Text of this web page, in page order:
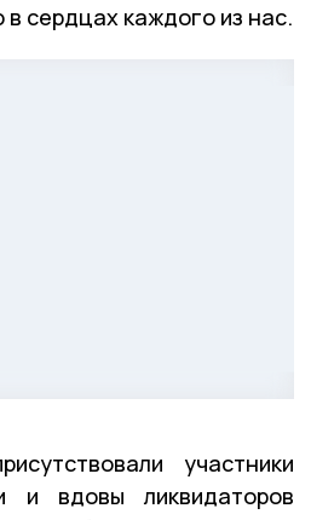
сердцах каждого из нас.
участники
и вдовы ликвидаторов